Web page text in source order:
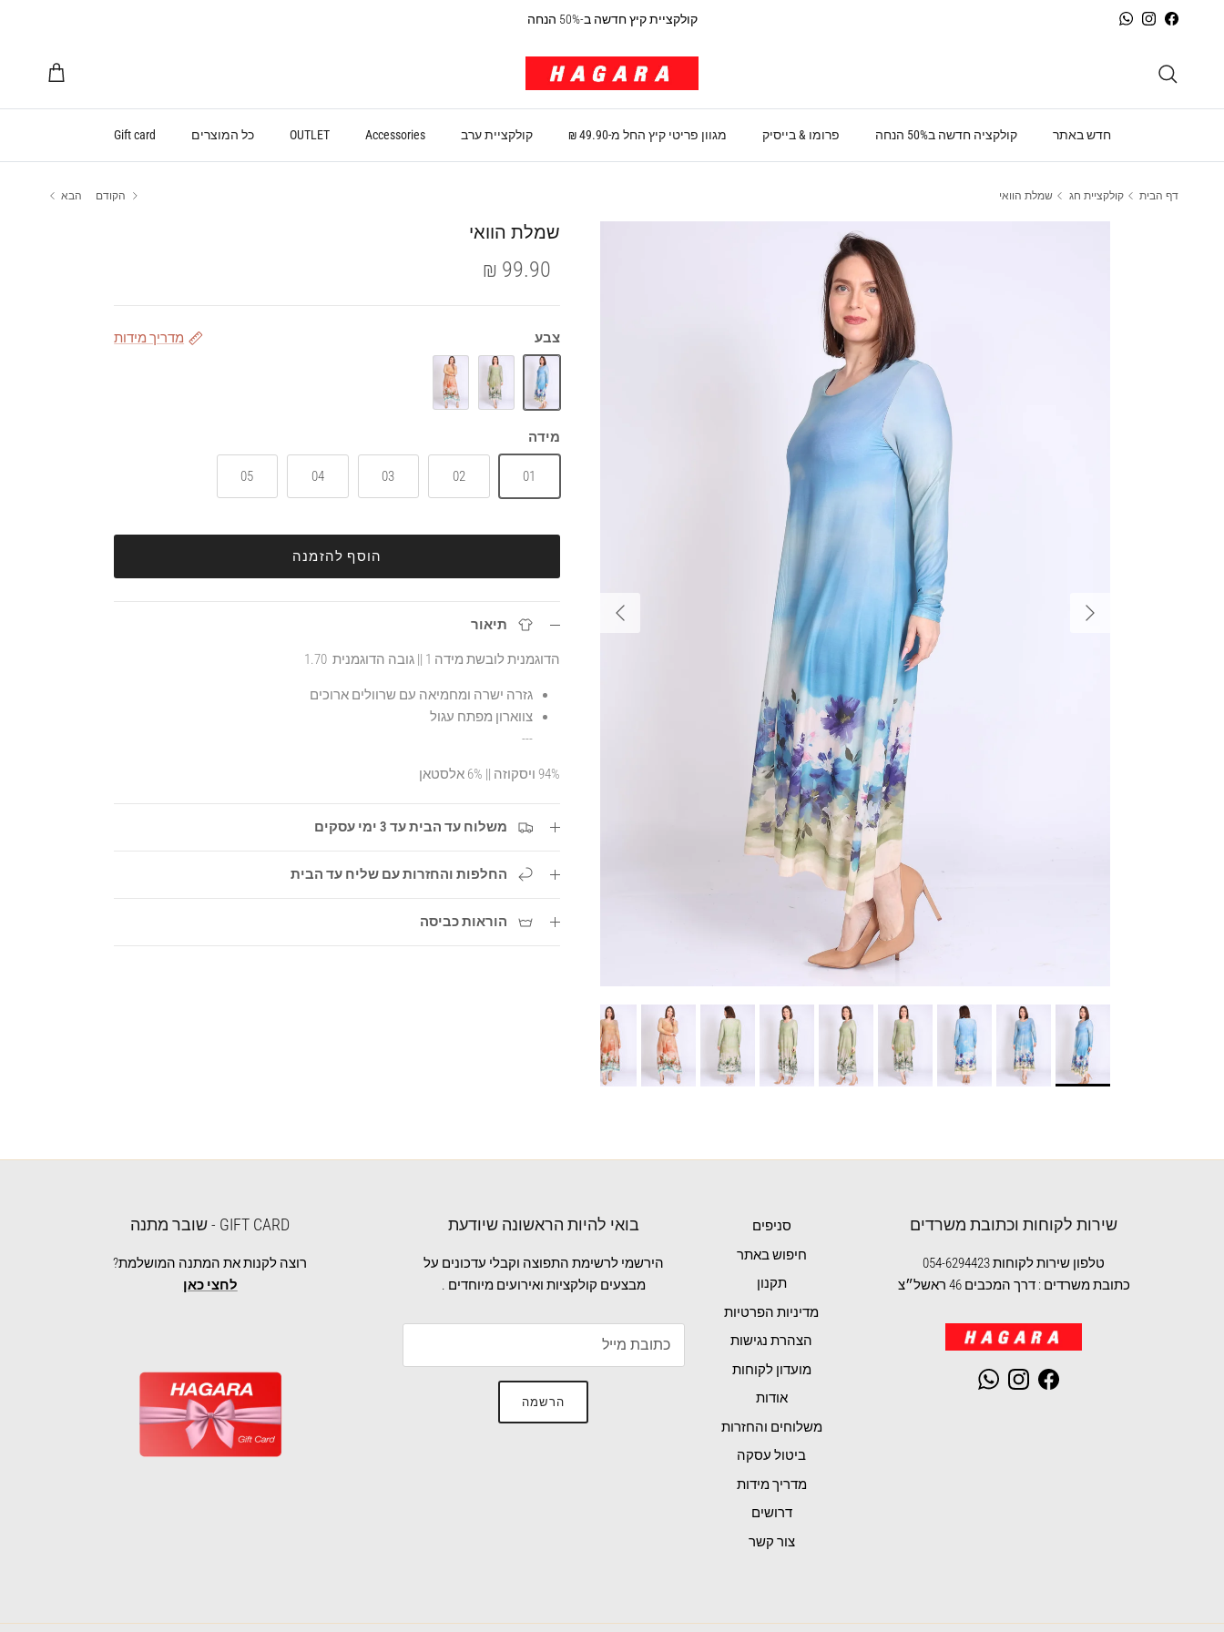
דילוג לתוכן
Facebook
Instagram
WhatsApp קולקציית קיץ חדשה ב-50% הנחה
עגלת קניות
חדש באתר קולקציה חדשה ב50% הנחה פרומו & בייסיק מגוון פריטי קיץ החל מ-49.90 ₪ קולקציית ערב Accessories
OUTLET כל המוצרים Gift card
דף הבית קולקציית חג שמלת הוואי הקודם הבא
הקודם הבא
שמלת הוואי
99.90 ₪
צבע מדריך מידות
מידה
01
02
03
04
05
הוסף להזמנה
תיאור
הדוגמנית לובשת מידה 1 || גובה הדוגמנית 1.70
גזרה ישרה ומחמיאה עם שרוולים ארוכים
צווארון מפתח עגול
---
94% ויסקוזה || 6% אלסטאן
משלוח עד הבית עד 3 ימי עסקים
החלפות והחזרות עם שליח עד הבית
הוראות כביסה
שירות לקוחות וכתובת משרדים
טלפון שירות לקוחות 054-6294423
כתובת משרדים : דרך המכבים 46 ראשל״צ
Facebook
Instagram
WhatsApp
סניפים
חיפוש באתר
תקנון
מדיניות הפרטיות
הצהרת נגישות
מועדון לקוחות
אודות
משלוחים והחזרות
ביטול עסקה
מדריך מידות
דרושים
צור קשר
בואי להיות הראשונה שיודעת
הירשמי לרשימת התפוצה וקבלי עדכונים על
מבצעים קולקציות ואירועים מיוחדים .
הרשמה
GIFT CARD - שובר מתנה
רוצה לקנות את המתנה המושלמת?
לחצי כאן